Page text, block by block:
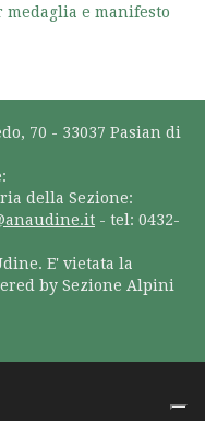
medaglia e manifesto
70 - 33037 Pasian di
della Sezione:
- tel: 0432-
E' vietata la
by Sezione Alpini